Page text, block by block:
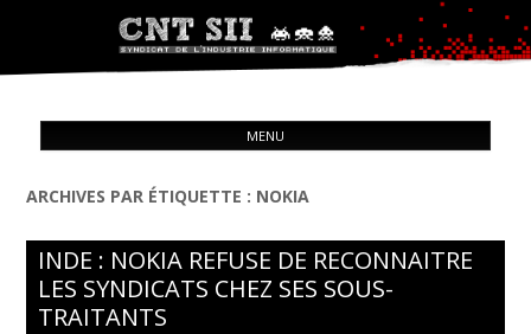
CNT – Solidarité Ouvrière
MENU
ARCHIVES PAR ÉTIQUETTE : NOKIA
INDE : NOKIA REFUSE DE RECONNAITRE
LES SYNDICATS CHEZ SES SOUS-
TRAITANTS